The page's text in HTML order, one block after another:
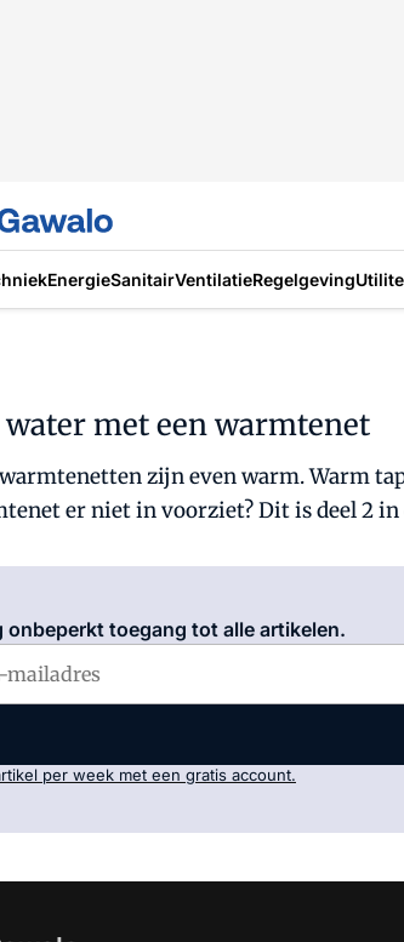
EnergieSanitairVentilatieRegelgeving
met een warmtenet
zijn even warm. Warm
er niet in voorziet? Dit is deel 2
onbeperkt toegang tot alle artikelen.
per week met een gratis account.